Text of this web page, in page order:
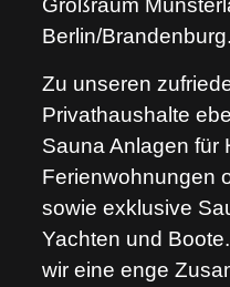
Großraum
Berlin/Brandenburg.
Zu unseren
Privathaushalte
Sauna Anlagen für
Ferienwohnungen
sowie exklusive
Yachten und
wir eine enge